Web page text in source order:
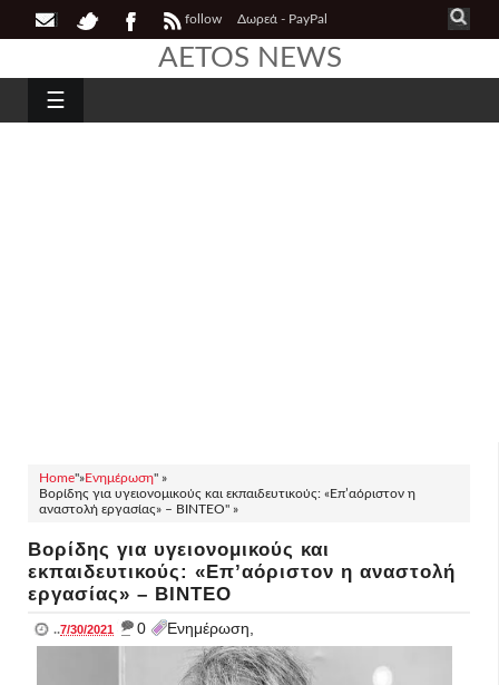
follow Δωρεά - PayPal
AETOS NEWS
☰
Home"»Ενημέρωση" »
Βορίδης για υγειονομικούς και εκπαιδευτικούς: «Επ’αόριστον η
αναστολή εργασίας» – ΒΙΝΤΕΟ" »
Βορίδης για υγειονομικούς και
εκπαιδευτικούς: «Επ’αόριστον η αναστολή
εργασίας» – ΒΙΝΤΕΟ
..7/30/2021 _ 0 Ενημέρωση,